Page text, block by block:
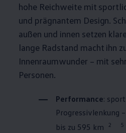
hohe Reichweite mit
und prägnantem Design.
außen und innen setzen klare
lange Radstand macht ihn
Innenraumwunder – mit
Personen.
Performance:
Progressivlenkung
bis zu 595 km
2 5